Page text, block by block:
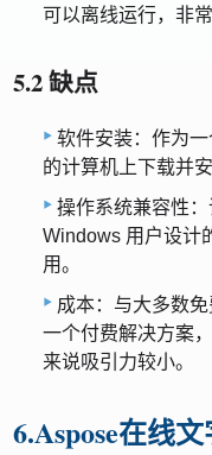
可以离线运行，非
5.2 缺点
软件安装：作为
的计算机上下载并
操作系统兼容性
Windows 用户设计
用。
成本：与大多数
一个付费解决方案
来说吸引力较小。
6.Aspose在线